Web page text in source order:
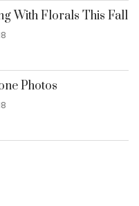
With Florals This Fall
Photos